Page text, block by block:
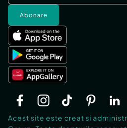
Abonare
Acest site este creat si